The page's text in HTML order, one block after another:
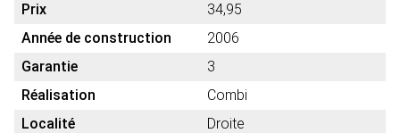
Prix
34,95
Année de construction
2006
Garantie
3
Réalisation
Combi
Localité
Droite